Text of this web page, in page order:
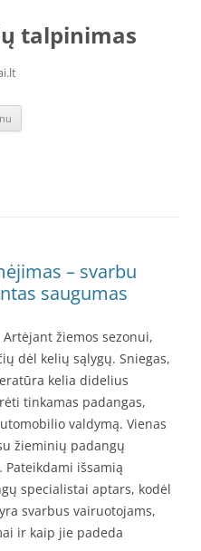
talpinimas
– svarbu
saugumas
žiemos sezonui,
dėl kelių sąlygų. Sniegas,
kelia didelius
tinkamas padangas,
valdymą. Vienas
žieminių padangų
išsamią
specialistai aptars, kodėl
svarbus vairuotojams,
ir kaip jie padeda